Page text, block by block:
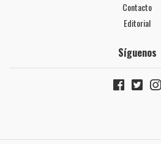
Contacto
Editorial
Síguenos